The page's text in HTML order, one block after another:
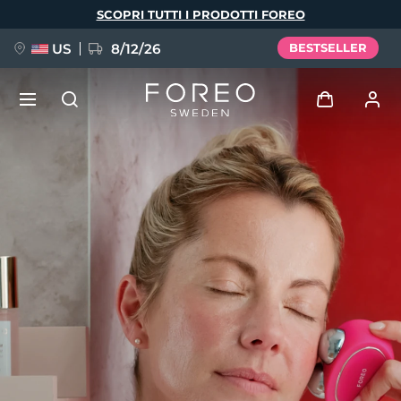
SCOPRI TUTTI I PRODOTTI FOREO
US 8/12/26 BESTSELLER
Profilo utente
I miei dispositivi
I miei ordini
I miei indirizzi
I miei abbonamenti
FAQ™ Pure Beauty-Tech Elixir
BREAKING NEWS
issa™ Teeth Whitening Set
Deutsch
Español
Italiano
Português
Svenska
Русский
简体中文 繁體中文